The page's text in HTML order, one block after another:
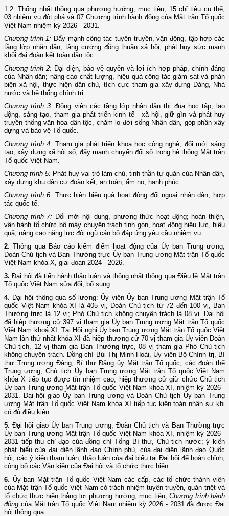
1.2. Thống nhất thông qua phương hướng, mục tiêu, 15 chỉ tiêu cụ thể,
03 nhiệm vụ đột phá và 07 Chương trình hành động của Mặt trận Tổ quốc
Việt Nam nhiệm kỳ 2026 - 2031.
Chương trình 1: Đẩy mạnh công tác tuyên truyền, vận động, tập hợp các
tầng lớp nhân dân, tăng cường đồng thuận xã hội, phát huy sức mạnh
khối đại đoàn kết toàn dân tộc.
Chương trình 2: Đại diện, bảo vệ quyền và lợi ích hợp pháp, chính đáng
của Nhân dân; nâng cao chất lượng, hiệu quả công tác giám sát và phản
biện xã hội, thực hiện dân chủ, tích cực tham gia xây dựng Đảng, Nhà
nước và hệ thống chính trị.
Chương trình 3: Động viên các tầng lớp nhân dân thi đua học tập, lao
động, sáng tạo, tham gia phát triển kinh tế - xã hội, giữ gìn và phát huy
truyền thống văn hóa dân tộc, chăm lo đời sống Nhân dân, góp phần xây
dựng và bảo vệ Tổ quốc.
Chương trình 4: Tham gia phát triển khoa học công nghệ, đổi mới sáng
tạo, xây dựng xã hội số; đẩy mạnh chuyển đổi số trong hệ thống Mặt trận
Tổ quốc Việt Nam.
Chương trình 5: Phát huy vai trò làm chủ, tinh thần tự quản của Nhân dân,
xây dựng khu dân cư đoàn kết, an toàn, ấm no, hạnh phúc.
Chương trình 6: Thực hiện hiệu quả hoạt động đối ngoại nhân dân, hợp
tác quốc tế.
Chương trình 7: Đổi mới nội dung, phương thức hoạt động; hoàn thiện,
vận hành tổ chức bộ máy chuyên trách tinh gọn, hoạt động hiệu lực, hiệu
quả; nâng cao năng lực đội ngũ cán bộ đáp ứng yêu cầu nhiệm vụ.
2 . Thông qua Báo cáo kiểm điểm hoạt động của Ủy ban Trung ương,
Đoàn Chủ tịch và Ban Thường trực Ủy ban Trung ương Mặt trận Tổ quốc
Việt Nam khóa X, giai đoạn 2024 - 2026.
3. Đại hội đã tiến hành thảo luận và thống nhất thông qua Điều lệ Mặt trận
Tổ quốc Việt Nam sửa đổi, bổ sung.
4. Đại hội thông qua số lượng: Ủy viên Ủy ban Trung ương Mặt trận Tổ
quốc Việt Nam khóa XI là 405 vị, Đoàn Chủ tịch từ 72 đến 100 vị, Ban
Thường trực là 12 vị; Phó Chủ tịch không chuyên trách là 08 vị. Đại hội
đã hiệp thương cử 397 vị tham gia Ủy ban Trung ương Mặt trận Tổ quốc
Việt Nam khoá XI. Tại Hội nghị Ủy ban Trung ương Mặt trận Tổ quốc Việt
Nam lần thứ nhất khóa XI đã hiệp thương cử 70 vị tham gia Ủy viên Đoàn
Chủ tịch, 12 vị tham gia Ban Thường trực, 08 vị tham gia Phó Chủ tịch
không chuyên trách. Đồng chí Bùi Thị Minh Hoài, Ủy viên Bộ Chính trị, Bí
thư Trung ương Đảng, Bí thư Đảng ủy Mặt trận Tổ quốc, các đoàn thể
Trung ương, Chủ tịch Ủy ban Trung ương Mặt trận Tổ quốc Việt Nam
khóa X tiếp tục được tín nhiệm cao, hiệp thương cử giữ chức Chủ tịch
Ủy ban Trung ương Mặt trận Tổ quốc Việt Nam khóa XI, nhiệm kỳ 2026 -
2031. Đại hội giao Ủy ban Trung ương và Đoàn Chủ tịch Ủy ban Trung
ương Mặt trận Tổ quốc Việt Nam khóa XI tiếp tục kiện toàn nhân sự khi
có đủ điều kiện.
5 . Đại hội giao Ủy ban Trung ương, Đoàn Chủ tịch và Ban Thường trực
Ủy ban Trung ương Mặt trận Tổ quốc Việt Nam khóa XI, nhiệm kỳ 2026 -
2031 tiếp thu chỉ đạo của đồng chí Tổng Bí thư, Chủ tịch nước; ý kiến
phát biểu của đại diện lãnh đạo Chính phủ, của đại diện lãnh đạo Quốc
hội; các ý kiến tham luận, thảo luận của đại biểu tại Đại hội để hoàn chỉnh,
công bố các Văn kiện của Đại hội và tổ chức thực hiện.
6 . Ủy ban Mặt trận Tổ quốc Việt Nam các cấp, các tổ chức thành viên
của Mặt trận Tổ quốc Việt Nam có trách nhiệm tuyên truyền, quán triệt và
tổ chức thực hiện thắng lợi phương hướng, mục tiêu, Chương trình hành
động của Mặt trận Tổ quốc Việt Nam nhiệm kỳ 2026 - 2031 đã được Đại
hội thông qua.